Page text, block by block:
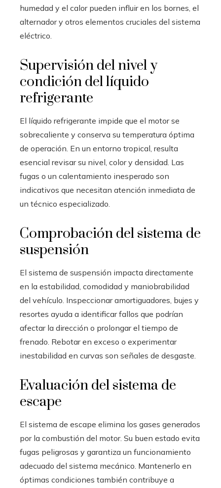
humedad y el calor pueden influir en los bornes, el
alternador y otros elementos cruciales del sistema
eléctrico.
Supervisión del nivel y
condición del líquido
refrigerante
El líquido refrigerante impide que el motor se
sobrecaliente y conserva su temperatura óptima
de operación. En un entorno tropical, resulta
esencial revisar su nivel, color y densidad. Las
fugas o un calentamiento inesperado son
indicativos que necesitan atención inmediata de
un técnico especializado.
Comprobación del sistema de
suspensión
El sistema de suspensión impacta directamente
en la estabilidad, comodidad y maniobrabilidad
del vehículo. Inspeccionar amortiguadores, bujes y
resortes ayuda a identificar fallos que podrían
afectar la dirección o prolongar el tiempo de
frenado. Rebotar en exceso o experimentar
inestabilidad en curvas son señales de desgaste.
Evaluación del sistema de
escape
El sistema de escape elimina los gases generados
por la combustión del motor. Su buen estado evita
fugas peligrosas y garantiza un funcionamiento
adecuado del sistema mecánico. Mantenerlo en
óptimas condiciones también contribuye a